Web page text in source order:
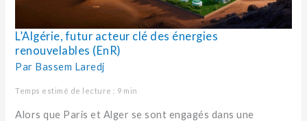
L’Algérie, futur acteur clé des énergies
renouvelables (EnR)
Par Bassem Laredj
Temps estimé de lecture : 9 min
Alors que Paris et Alger se sont engagés dans une